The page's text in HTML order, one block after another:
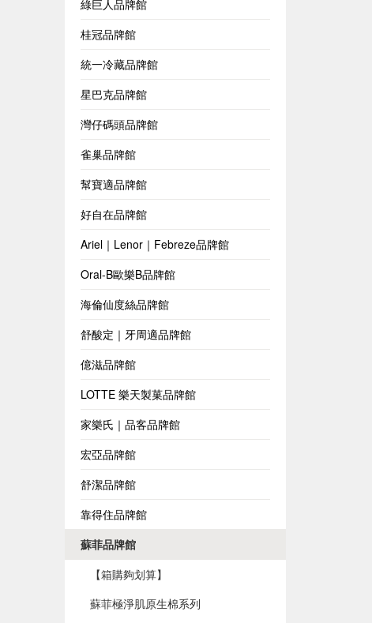
綠巨人品牌館
桂冠品牌館
統一冷藏品牌館
星巴克品牌館
灣仔碼頭品牌館
雀巢品牌館
幫寶適品牌館
好自在品牌館
Ariel｜Lenor｜Febreze品牌館
Oral-B歐樂B品牌館
海倫仙度絲品牌館
舒酸定｜牙周適品牌館
億滋品牌館
LOTTE 樂天製菓品牌館
家樂氏｜品客品牌館
宏亞品牌館
舒潔品牌館
靠得住品牌館
蘇菲品牌館
【箱購夠划算】
蘇菲極淨肌原生棉系列